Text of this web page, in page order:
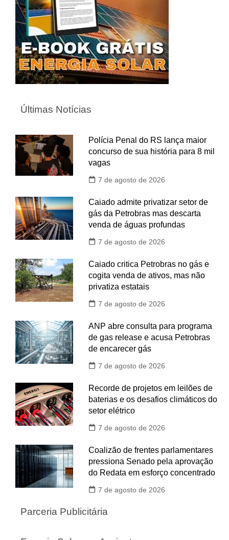
Últimas Notícias
Polícia Penal do RS lança maior
concurso de sua história para 8 mil
vagas
7 de agosto de 2026
Caiado admite privatizar setor de
gás da Petrobras mas descarta
venda de águas profundas
7 de agosto de 2026
Caiado critica Petrobras no gás e
cogita venda de ativos, mas não
privatiza estatais
7 de agosto de 2026
ANP abre consulta para programa
de gas release e acusa Petrobras
de encarecer gás
7 de agosto de 2026
Recorde de projetos em leilões de
baterias e os desafios climáticos do
setor elétrico
7 de agosto de 2026
Coalizão de frentes parlamentares
pressiona Senado pela aprovação
do Redata em esforço concentrado
7 de agosto de 2026
Parceria Publicitária